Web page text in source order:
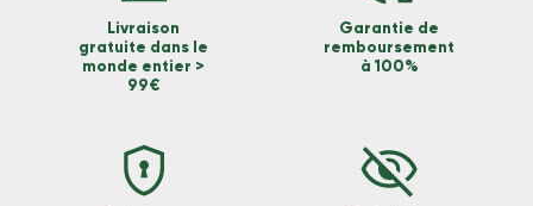
Livraison
gratuite dans le
monde entier >
99€
Garantie de
remboursement
à 100%